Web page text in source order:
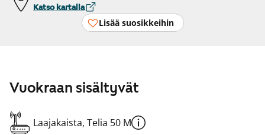
Katso kartalla
Lisää suosikkeihin
Vuokraan sisältyvät
Laajakaista, Telia 50 M